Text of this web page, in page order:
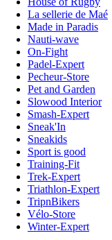
La sellerie de Maé
Made in Paradis
Nauti-wave
On-Fight
Padel-Expert
Pecheur-Store
Pet and Garden
Slowood Interior
Smash-Expert
Sneak'In
Sneakids
Sport is good
Training-Fit
Trek-Expert
Triathlon-Expert
TripnBikers
Vélo-Store
Winter-Expert